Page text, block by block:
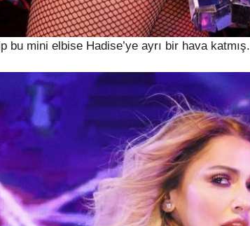
bu mini elbise Hadise’ye ayrı bir hava katmış.